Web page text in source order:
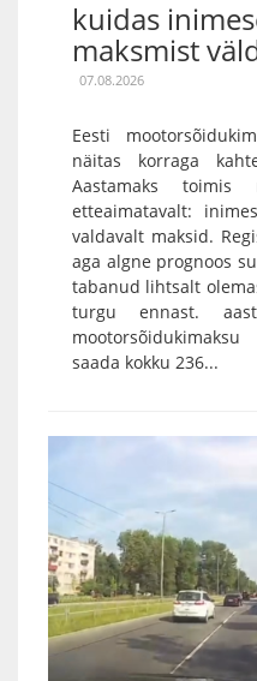
kuidas
maksmist
07.08.2026
Eesti
näitas korraga
Aastamaks toimis
etteaimatavalt:
valdavalt maksid.
aga algne prognoos
tabanud lihtsalt
turgu ennast.
saada kokku 236...